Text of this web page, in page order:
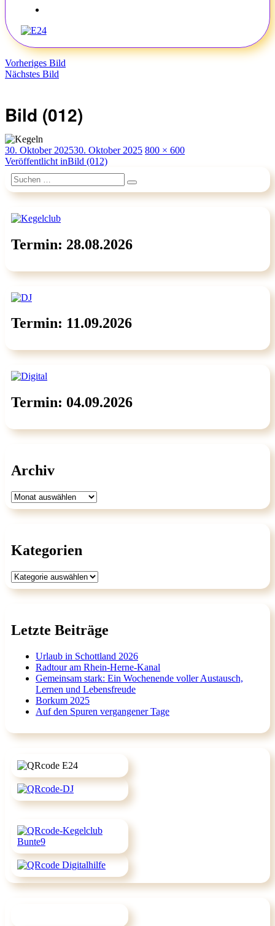
Vorheriges Bild
Nächstes Bild
Bild (012)
Veröffentlicht
am
30. Oktober 202530. Oktober 2025 Originalgröße
800 × 600
Beitragsnavigation
Veröffentlicht inBild (012)
Suchen
nach:
Suchen
Termin: 28.08.2026
Termin: 11.09.2026
Termin: 04.09.2026
Archiv
Archiv
Kategorien
Kategorien
Letzte Beiträge
Urlaub in Schottland 2026
Radtour am Rhein-Herne-Kanal
Gemeinsam stark: Ein Wochenende voller Austausch,
Lernen und Lebensfreude
Borkum 2025
Auf den Spuren vergangener Tage